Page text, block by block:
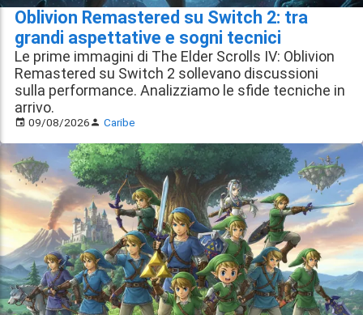
Oblivion Remastered su Switch 2: tra
grandi aspettative e sogni tecnici
Le prime immagini di The Elder Scrolls IV: Oblivion
Remastered su Switch 2 sollevano discussioni
sulla performance. Analizziamo le sfide tecniche in
arrivo.
09/08/2026 Caribe